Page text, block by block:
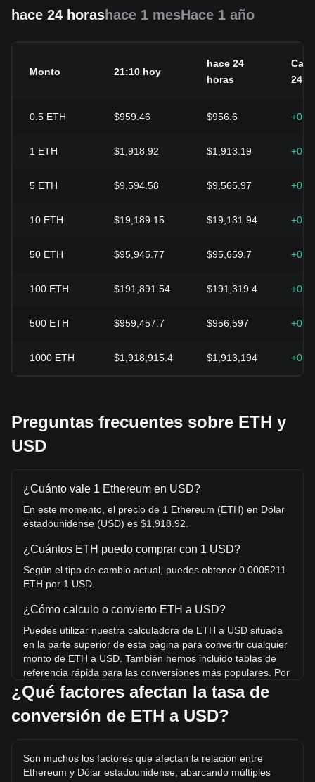
hace 24 horashace 1 mesHace 1 año
Monto 21:10 hoy
hace 24
horas
24h
0.5 ETH $959.46 $956.6
1 ETH $1,918.92 $1,913.19
5 ETH $9,594.58 $9,565.97
10 ETH $19,189.15 $19,131.94
50 ETH $95,945.77 $95,659.7
100 ETH $191,891.54 $191,319.4
500 ETH $959,457.7 $956,597
1000 ETH $1,918,915.4 $1,913,194
Preguntas frecuentes sobre ETH y
USD
¿Cuánto vale 1 Ethereum en USD?
En este momento, el precio de 1 Ethereum (ETH) en Dólar
estadounidense (USD) es $1,918.92.
¿Cuántos ETH puedo comprar con 1 USD?
Según el tipo de cambio actual, puedes obtener 0.0005211
ETH por 1 USD.
¿Cómo calculo o convierto ETH a USD?
Puedes utilizar nuestra calculadora de ETH a USD situada
en la parte superior de esta página para convertir cualquier
monto de ETH a USD. También hemos incluido tablas de
referencia rápida para las conversiones más populares. Por
ejemplo, 5 USD equivalen a 0.002606 ETH, mientras que 5
ETH tienen un costo estimado de 9,594.58USD.
El precio máximo histórico de 1 ETH en USD es $4,953.73.
Queda por ver si el valor de 1 ETH/USD superará el
¿Qué factores afectan la tasa de
conversión de ETH a USD?
Son muchos los factores que afectan la relación entre
Ethereum y Dólar estadounidense, abarcando múltiples